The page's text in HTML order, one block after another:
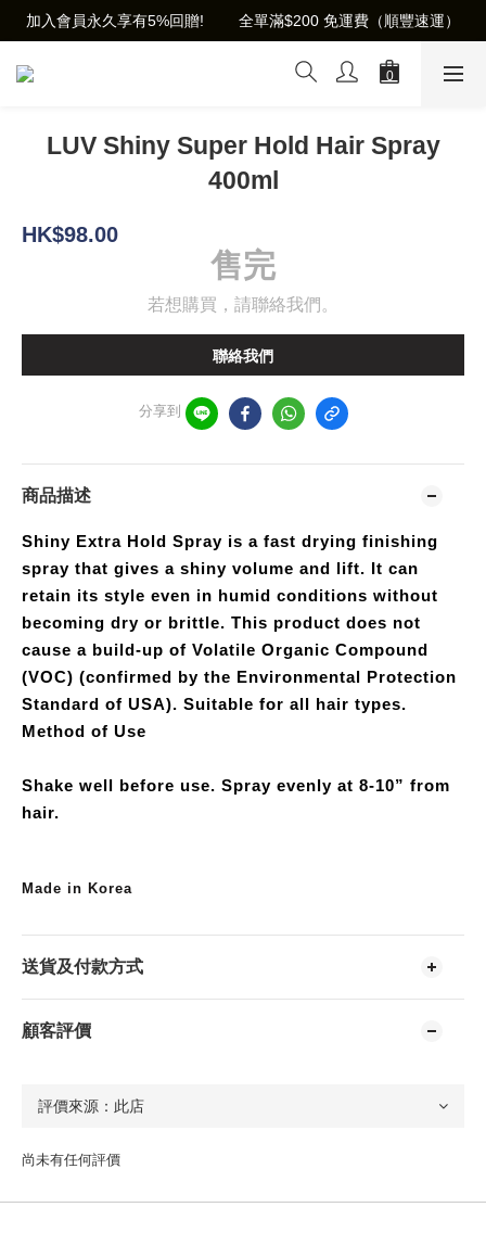
加入會員永久享有5%回贈!        全單滿$200 免運費（順豐速運）
LUV Shiny Super Hold Hair Spray
400ml
HK$98.00
售完
若想購買，請聯絡我們。
聯絡我們
分享到
商品描述
Shiny Extra Hold Spray is a fast drying finishing
spray that gives a shiny volume and lift. It can
retain its style even in humid conditions without
becoming dry or brittle. This product does not
cause a build-up of Volatile Organic Compound
(VOC) (confirmed by the Environmental Protection
Standard of USA). Suitable for all hair types.
Method of Use
Shake well before use. Spray evenly at 8-10” from
hair.
Made in Korea
送貨及付款方式
顧客評價
尚未有任何評價